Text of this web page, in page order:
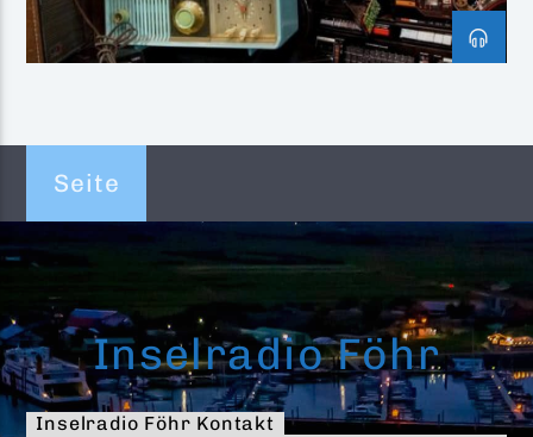
Seite
Inselradio Föhr
Inselradio Föhr Kontakt